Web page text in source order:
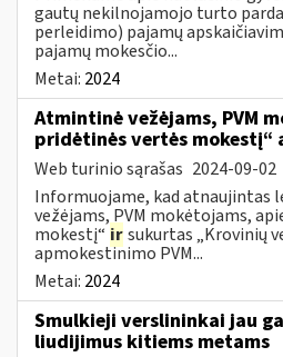
gautų nekilnojamojo turto
perleidimo) pajamų
pajamų mokesčio...
Metai: 2024
Atmintinė vežėjams, PVM
pridėtinės vertės mokestį“
Web turinio sąrašas 2024-09-02
Informuojame, kad atnaujintas
vežėjams, PVM mokėtojams,
mokestį“ irsukurtas „Krovinių
apmokestinimo PVM...
Metai: 2024
Smulkieji verslininkai jau
liudijimus kitiems metams